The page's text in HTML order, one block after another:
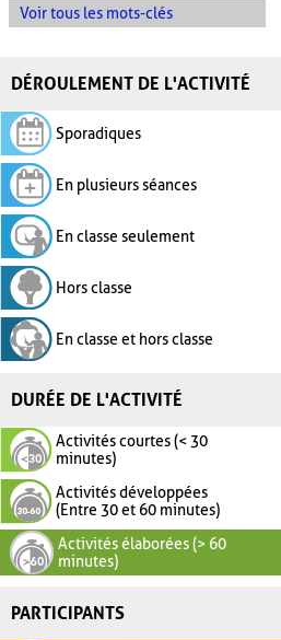
Voir tous les mots-clés
DÉROULEMENT DE L'ACTIVITÉ
Sporadiques
En plusieurs séances
En classe seulement
Hors classe
En classe et hors classe
DURÉE DE L'ACTIVITÉ
Activités courtes (< 30
minutes)
Activités développées
(Entre 30 et 60 minutes)
Activités élaborées (> 60
minutes)
PARTICIPANTS